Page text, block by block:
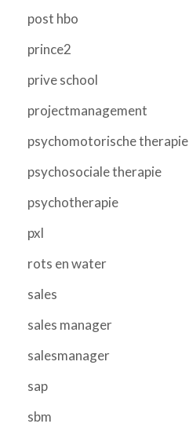
post hbo
prince2
prive school
projectmanagement
psychomotorische therapie
psychosociale therapie
psychotherapie
pxl
rots en water
sales
sales manager
salesmanager
sap
sbm